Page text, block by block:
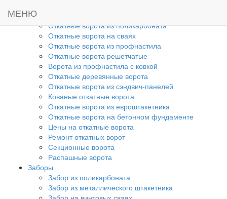
Ворота
Откатные ворота из поликарбоната
Откатные ворота на сваях
Откатные ворота из профнастила
Откатные ворота решетчатые
Ворота из профнастила с ковкой
Откатные деревянные ворота
Откатные ворота из сэндвич-панелей
Кованые откатные ворота
Откатные ворота из евроштакетника
Откатные ворота на бетонном фундаменте
Цены на откатные ворота
Ремонт откатных ворот
Секционные ворота
Распашные ворота
Заборы
Забор из поликарбоната
Забор из металлического штакетника
МЕНЮ